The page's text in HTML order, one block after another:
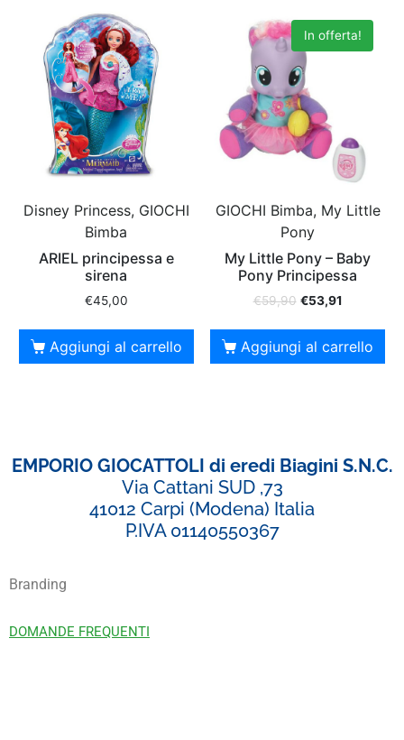
Disney Princess, GIOCHI
Bimba
ARIEL principessa e
sirena
€45,00
Aggiungi al carrello
In offerta!
GIOCHI Bimba, My Little
Pony
My Little Pony – Baby
Pony Principessa
€59,90 €53,91
Aggiungi al carrello
EMPORIO GIOCATTOLI di eredi Biagini S.N.C.
Via Cattani SUD ,73
41012 Carpi (Modena) Italia
P.IVA 01140550367
Branding
DOMANDE FREQUENTI